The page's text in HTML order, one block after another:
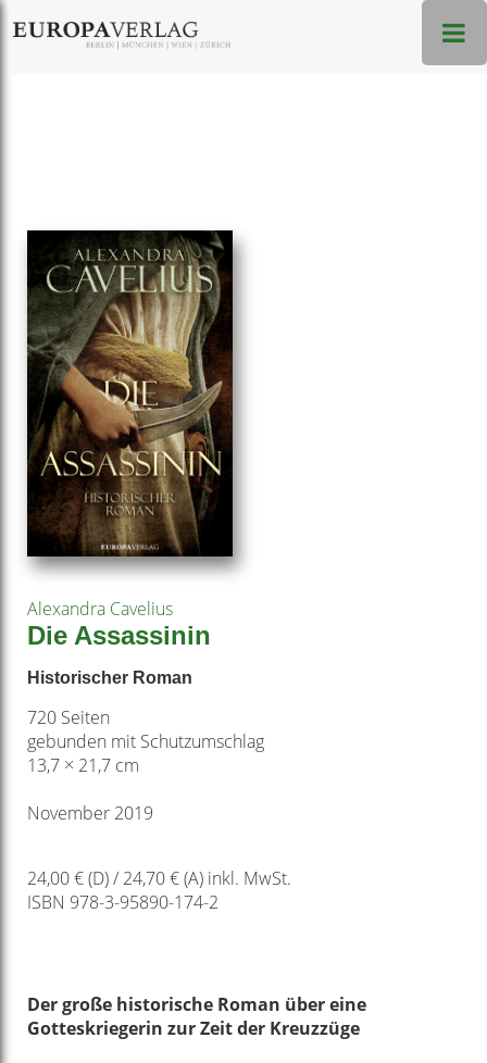
Alexandra Cavelius
Die Assassinin
Historischer Roman
720 Seiten
gebunden mit Schutzumschlag
13,7 × 21,7 cm
November 2019
24,00 € (D) / 24,70 € (A) inkl. MwSt.
ISBN 978-3-95890-174-2
Der große historische Roman übereine
Gotteskriegerin zur Zeit der Kreuzzüge